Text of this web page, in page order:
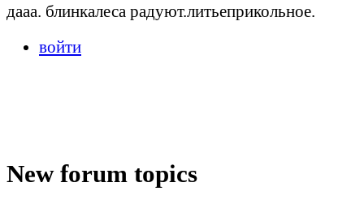
дааа. блинкалеса радуют.литьеприкольное.
войти
New forum topics